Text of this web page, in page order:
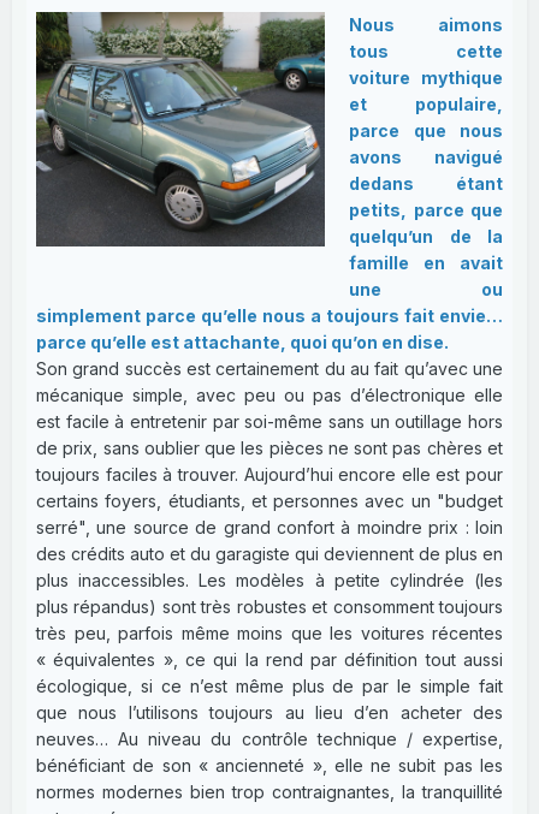
Nous aimons
tous cette
voiture mythique
et populaire,
parce que nous
avons navigué
dedans étant
petits, parce que
quelqu’un de la
famille en avait
une ou
simplement parce qu’elle nous a toujours fait envie…
parce qu’elle est attachante, quoi qu’on en dise.
Son grand succès est certainement du au fait qu’avec une
mécanique simple, avec peu ou pas d’électronique elle
est facile à entretenir par soi-même sans un outillage hors
de prix, sans oublier que les pièces ne sont pas chères et
toujours faciles à trouver. Aujourd’hui encore elle est pour
certains foyers, étudiants, et personnes avec un "budget
serré", une source de grand confort à moindre prix : loin
des crédits auto et du garagiste qui deviennent de plus en
plus inaccessibles. Les modèles à petite cylindrée (les
plus répandus) sont très robustes et consomment toujours
très peu, parfois même moins que les voitures récentes
« équivalentes », ce qui la rend par définition tout aussi
écologique, si ce n’est même plus de par le simple fait
que nous l’utilisons toujours au lieu d’en acheter des
neuves… Au niveau du contrôle technique / expertise,
bénéficiant de son « ancienneté », elle ne subit pas les
normes modernes bien trop contraignantes, la tranquillité